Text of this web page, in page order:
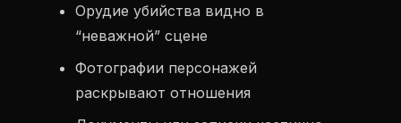
Орудие убийства видно в
“неважной” сцене
Фотографии персонажей
раскрывают отношения